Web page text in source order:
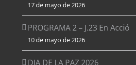
17 de mayo de 2026
PROGRAMA 2 – J.23 En Acció
10 de mayo de 2026
DIA DE LA PAZ 2026